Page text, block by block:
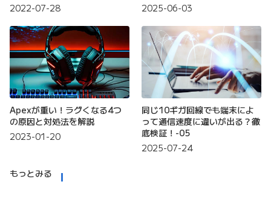
2022-07-28
2025-06-03
Apexが重い！ラグくなる4つ
の原因と対処法を解説
2023-01-20
同じ10ギガ回線でも端末によ
って通信速度に違いが出る？徹
底検証！-05
2025-07-24
もっとみる